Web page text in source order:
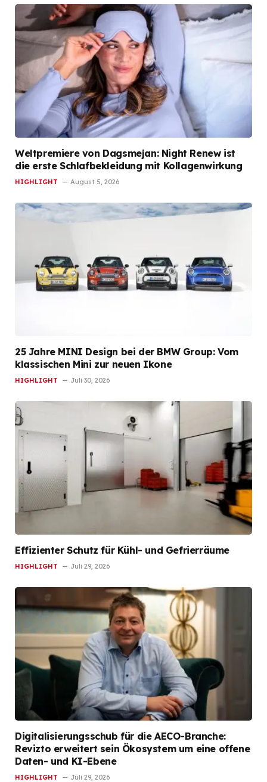
Weltpremiere von Dagsmejan: Night Renew ist
die erste Schlafbekleidung mit Kollagenwirkung
HIGHLIGHT August 5, 2026
25 Jahre MINI Design bei der BMW Group: Vom
klassischen Mini zur neuen Ikone
HIGHLIGHT Juli 30, 2026
Effizienter Schutz für Kühl- und Gefrierräume
HIGHLIGHT Juli 29, 2026
Digitalisierungsschub für die AECO-Branche:
Revizto erweitert sein Ökosystem um eine offene
Daten- und KI-Ebene
HIGHLIGHT Juli 29, 2026